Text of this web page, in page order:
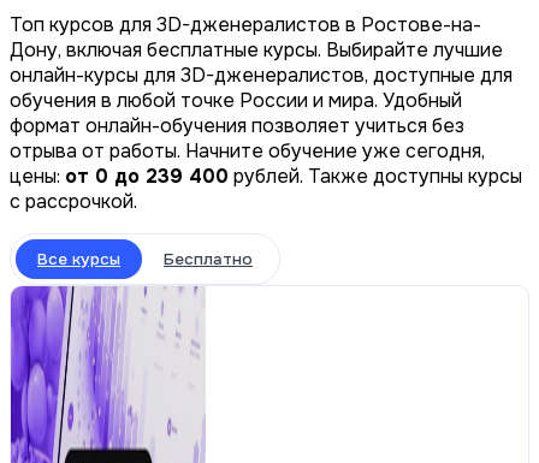
Топ курсов для 3D-дженералистов в Ростове-на-
Дону, включая бесплатные курсы. Выбирайте лучшие
онлайн-курсы для 3D-дженералистов, доступные для
обучения в любой точке России и мира. Удобный
формат онлайн-обучения позволяет учиться без
отрыва от работы. Начните обучение уже сегодня,
цены: от 0 до 239 400 рублей. Также доступны курсы
с рассрочкой.
Все курсы Бесплатно